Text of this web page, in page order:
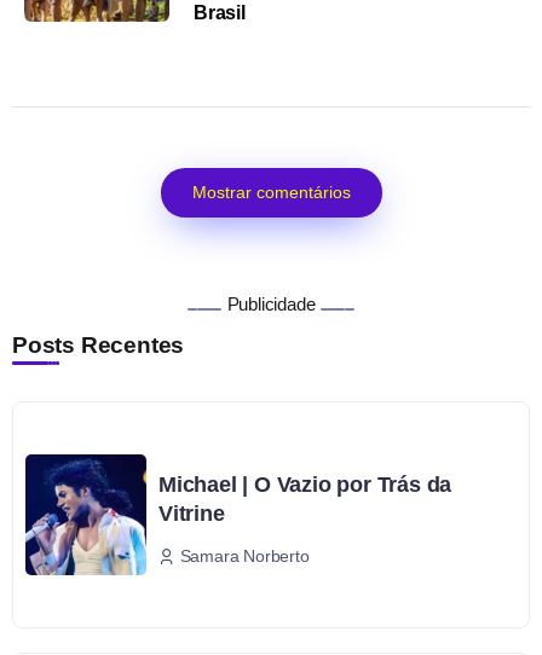
Brasil
Mostrar comentários
Publicidade
Posts Recentes
Michael | O Vazio por Trás da
Vitrine
Samara Norberto